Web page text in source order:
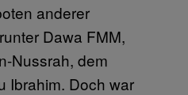
anderer
Dawa FMM,
Nussrah, dem
Ibrahim. Doch war